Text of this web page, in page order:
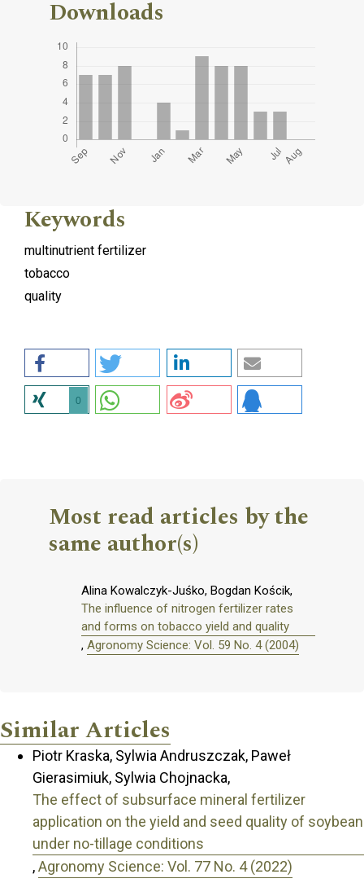
Downloads
Keywords
multinutrient fertilizer
tobacco
quality
0
Most read articles by the
same author(s)
Alina Kowalczyk-Juśko, Bogdan Kościk,
The influence of nitrogen fertilizer rates
and forms on tobacco yield and quality
, Agronomy Science: Vol. 59 No. 4 (2004)
Similar Articles
Piotr Kraska, Sylwia Andruszczak, Paweł
Gierasimiuk, Sylwia Chojnacka,
The effect of subsurface mineral fertilizer
application on the yield and seed quality of soybean
under no-tillage conditions
,Agronomy Science: Vol. 77 No. 4 (2022)